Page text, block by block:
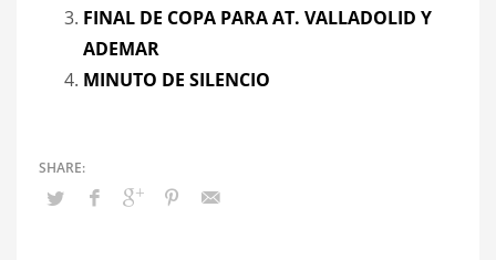
FINAL DE COPA PARA AT. VALLADOLID Y
ADEMAR
MINUTO DE SILENCIO